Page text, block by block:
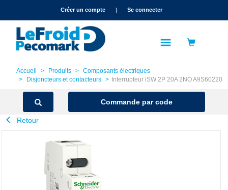
text.skipToNavigationCréer un compte | Se connecter
Accueil Produits
Composants électriques
Disjoncteurs et contacteurs
Interrupteur iSW 2P 20A 2NO A9S60220
Commande par code
Retour